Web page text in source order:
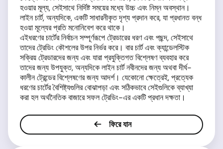
হওয়ার মূল্য, সেইসাথে নির্দিষ্ট সময়ের মধ্যে উচ্চ এবং নিম্ন অবস্থান।
লাইন চার্ট, অন্যদিকে, একটি সাধারনীকৃত দৃশ্য প্রদান করে, যা প্রধানত বন্ধ
হওয়া মূল্যের প্রতি মনোনিবেশ করে থাকে।
এইধরণের চার্টের নির্বাচন সম্পূর্ণরূপে ট্রেডারের ধরণ এবং পছন্দ, সেইসাথে
তাদের ট্রেডিং কৌশলের উপর নির্ভর করে। বার চার্ট এবং ক্যান্ডেলস্টিক
সক্রিয় ট্রেডারদের জন্য এবং যারা প্রযুক্তিগত বিশ্লেষণ ব্যবহার করে
তাদের জন্য উপযুক্ত, অন্যদিকে লাইন চার্ট নবীনদের জন্য অথবা দীর্ঘ-
কালীন ট্রেন্ডের বিশ্লেষণের জন্য আদর্শ। যেকোনো ক্ষেত্রেই, প্রত্যেক
ধরণের চার্টের বৈশিষ্ট্যগুলির বোঝাপড়া এবং সঠিকভাবে সেইগুলিকে ব্যাখ্যা
করা হল অর্থনৈতিক বাজারে সফল ট্রেডিং-এর একটি প্রধান দক্ষতা।
ফিরে যান